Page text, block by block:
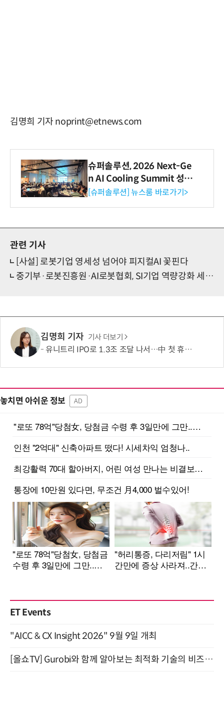
김명희 기자 noprint@etnews.com
슈퍼솔루션, 2026 Next-Ge
n AI Cooling Summit 성황
리 성료
[슈퍼솔루션] 뉴스룸 바로가기>
관련 기사
[사설] 로봇기업 영세성 넘어야 피지컬AI 꽃핀다
중기부·로봇진흥원·AI로봇협회, SI기업 역량강화 세미나 개최
김명희 기자 기사 더보기
유니트리 IPO로 1.3조 조달 나서…中 첫 휴머노이드 상장사 탄생 임박
놓치면 아쉬운 정보 AD
ET Events
"AICC & CX Insight 2026" 9월 9일 개최
[올쇼TV] Gurobi와 함께 알아보는 최적화 기술의 비즈니스 활용 (8월 20일 생방송)